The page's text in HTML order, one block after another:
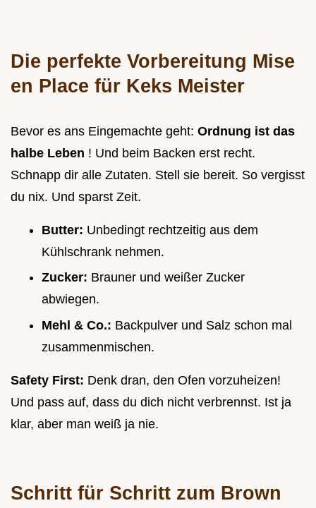
Die perfekte Vorbereitung Mise
en Place für Keks Meister
Bevor es ans Eingemachte geht: Ordnung ist das
halbe Leben ! Und beim Backen erst recht.
Schnapp dir alle Zutaten. Stell sie bereit. So vergisst
du nix. Und sparst Zeit.
Butter: Unbedingt rechtzeitig aus dem
Kühlschrank nehmen.
Zucker: Brauner und weißer Zucker
abwiegen.
Mehl & Co.: Backpulver und Salz schon mal
zusammenmischen.
Safety First: Denk dran, den Ofen vorzuheizen!
Und pass auf, dass du dich nicht verbrennst. Ist ja
klar, aber man weiß ja nie.
Schritt für Schritt zum Brown